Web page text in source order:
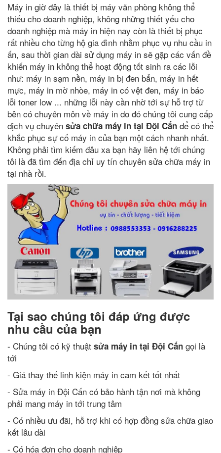
Máy in giờ đây là thiết bị máy văn phòng không thể
thiếu cho doanh nghiệp, không những thiết yếu cho
doanh nghiệp mà máy in hiện nay còn là thiết bị phục
rất nhiều cho từng hộ gia đình nhằm phục vụ nhu cầu in
ấn, sau thời gian dài sử dụng máy in sẽ gặp các vấn đề
khiến máy in không thể hoạt động tốt sinh ra các lỗi
như: máy in sạm nền, máy in bị đen bẩn, máy in hết
mực, máy in mờ nhòe, máy in có vệt đen, máy in báo
lỗi toner low ... những lỗi này cần nhờ tới sự hỗ trợ từ
bên có chuyên môn về máy in do đó chúng tôi cung cấp
dịch vụ chuyên sửa chữa máy in tại Đội Cấn để có thể
khắc phục sự cố máy in của bạn một cách nhanh nhất.
Không phải tìm kiếm đâu xa bạn hãy liên hệ tới chúng
tôi là đã tìm đến địa chỉ uy tín chuyên sửa chữa máy in
tại nhà rồi.
Tại sao chúng tôi đáp ứng được
nhu cầu của bạn
- Chúng tôi có kỹ thuật sửa máy in tại Đội Cấn gọi là
tới
- Giá thay thế linh kiện máy in cam kết tốt nhất
- Sửa máy in Đội Cấn có bảo hành tận nơi mà không
phải mang máy in tới trung tâm
- Có nhiều ưu đãi, hỗ trợ khi có hợp đồng sửa chữa giao
kết lâu dài
- Có hóa đơn cho doanh nghiệp